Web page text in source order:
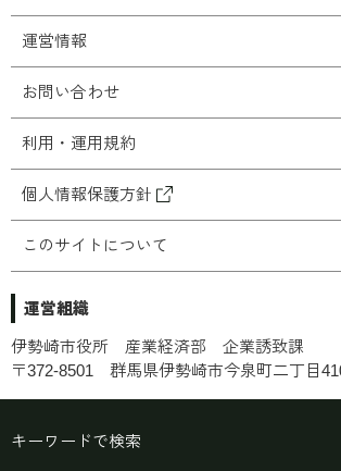
キーワードで検索
運営情報
お問い合わせ
利用・運用規約
個人情報保護方針
このサイトについて
運営組織
伊勢崎市役所 産業経済部 企業誘致課
〒372-8501 群馬県伊勢崎市今泉町二丁目
© 2025 Isesaki City. All Right Reserved.